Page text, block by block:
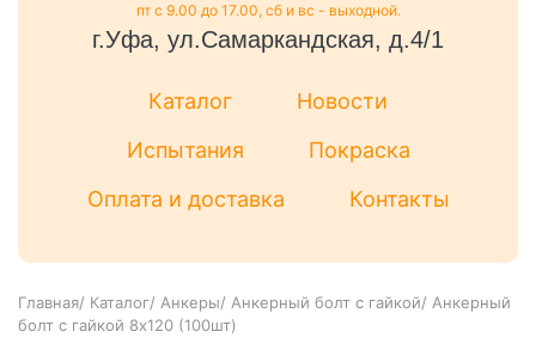
пт с 9.00 до 17.00, сб и вс - выходной.
г.Уфа, ул.Самаркандская, д.4/1
Каталог
Новости
Испытания
Покраска
Оплата и доставка
Контакты
Главная/ Каталог/ Анкеры/ Анкерный болт с гайкой/ Анкерный
болт с гайкой 8x120 (100шт)